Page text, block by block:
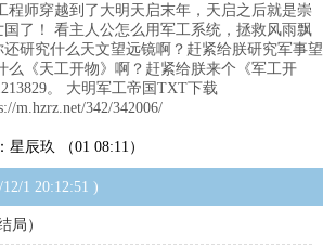
程师穿越到了大明天启末年，天启之后就是崇
了！ 看主人公怎么用军工系统，拯救风雨飘
研究什么天文望远镜啊？赶紧给朕研究军事望
么《天工开物》啊？赶紧给朕来个《军工开
。 大明军工帝国TXT下载
m.hzrz.net/342/342006/
星辰玖 （01 08:11）
1 20:12:51 )
局）